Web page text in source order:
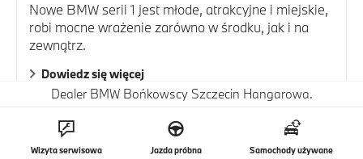
Nowe BMW serii 1 jest młode, atrakcyjne i miejskie,
robi mocne wrażenie zarówno w środku, jak i na
zewnątrz.
Dowiedz się więcej
Dealer BMW Bońkowscy Szczecin Hangarowa.
Wizyta serwisowa Jazda próbna Samochody używane